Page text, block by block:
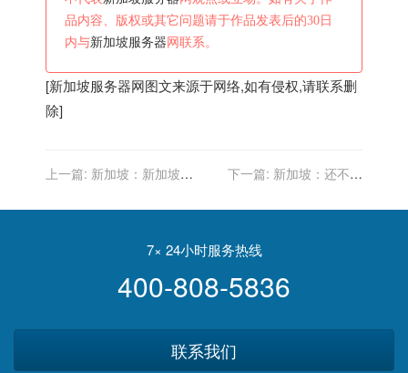
品内容、版权或其它问题请于作品发表后的30日
内与新加坡服务器 网联系。
[新加坡服务器网图文来源于网络,如有侵权,请联系删
除]
上一篇: 新加坡：新加坡乐
《Vincent》，却被英国生米
下一篇: 新加坡：还不死
华联盟未果，再派国防长出
7× 24小时服务热线
400-808-5836
联系我们